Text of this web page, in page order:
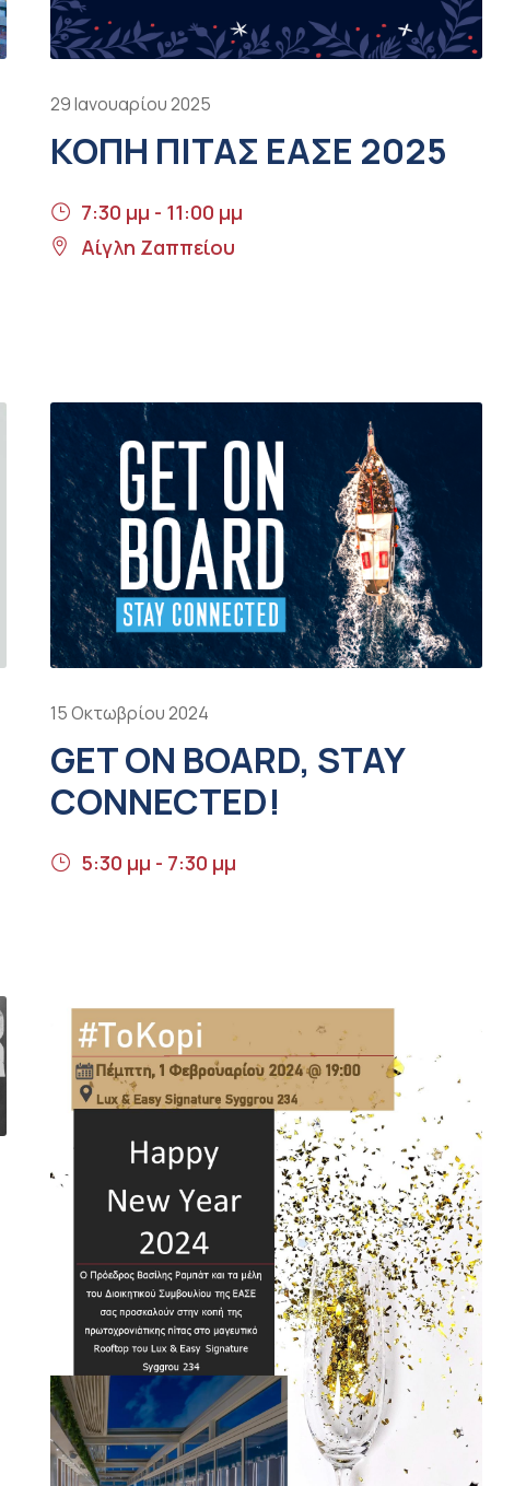
29 Ιανουαρίου 2025
ΚΟΠΉ ΠΊΤΑΣ ΕΑΣΕ 2025
7:30 μμ - 11:00 μμ
Αίγλη Ζαππείου
15 Οκτωβρίου 2024
GET ON BOARD, STAY
CONNECTED!
5:30 μμ - 7:30 μμ